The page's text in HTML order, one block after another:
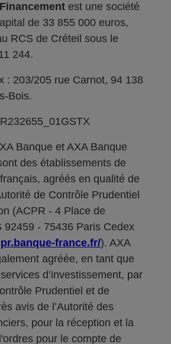
est une société
de 33 855 000 euros,
RCS de Créteil sous le
244.
: 203/205 rue Carnot, 94 138
Bois.
Banque et AXA Banque
des établissements de
agréés en qualité de
de Contrôle Prudentiel
(ACPR - 4 Place de
92459 - 75436 Paris Cedex
france.fr/). AXA
agréée, en tant que
d’investissement, par
Prudentiel et de
avis de l’Autorité des
pour la réception et la
pour le compte de